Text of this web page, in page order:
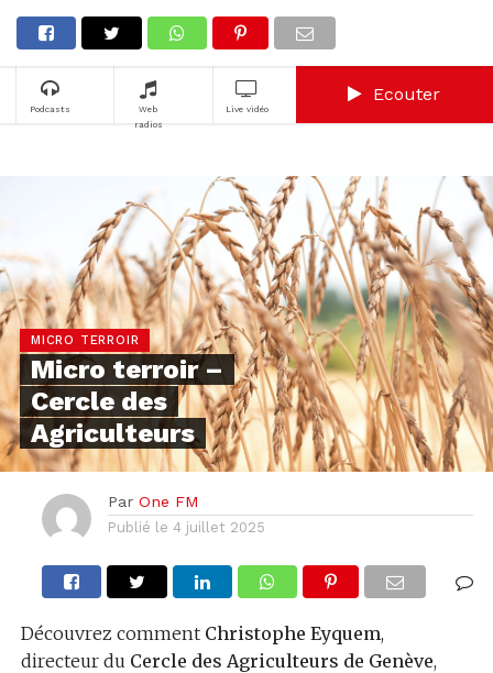
Podcasts
Web
radios
Live vidéo
Ecouter
MICRO TERROIR
Micro terroir –
Cercle des
Agriculteurs
Par One FM
Publié le 4 juillet 2025
Découvrez comment Christophe Eyquem,
directeur du Cercle des Agriculteurs de Genève,